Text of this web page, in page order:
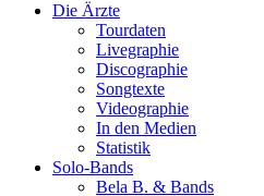
Die Ärzte
Tourdaten
Livegraphie
Discographie
Songtexte
Videographie
In den Medien
Statistik
Solo-Bands
Bela B. & Bands